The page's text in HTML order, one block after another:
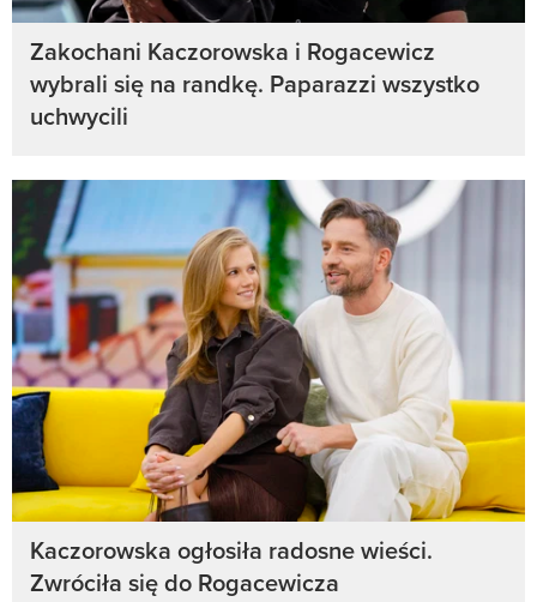
Zakochani Kaczorowska i Rogacewicz
wybrali się na randkę. Paparazzi wszystko
uchwycili
Kaczorowska ogłosiła radosne wieści.
Zwróciła się do Rogacewicza